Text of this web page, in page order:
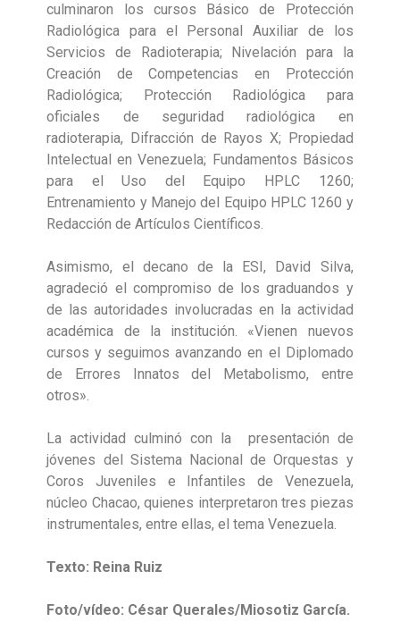
culminaron los cursos Básico de Protección
Radiológica para el Personal Auxiliar de los
Servicios de Radioterapia; Nivelación para la
Creación de Competencias en Protección
Radiológica; Protección Radiológica para
oficiales de seguridad radiológica en
radioterapia, Difracción de Rayos X; Propiedad
Intelectual en Venezuela; Fundamentos Básicos
para el Uso del Equipo HPLC 1260;
Entrenamiento y Manejo del Equipo HPLC 1260 y
Redacción de Artículos Científicos.
Asimismo, el decano de la ESI, David Silva,
agradeció el compromiso de los graduandos y
de las autoridades involucradas en la actividad
académica de la institución. «Vienen nuevos
cursos y seguimos avanzando en el Diplomado
de Errores Innatos del Metabolismo, entre
otros».
La actividad culminó con la presentación de
jóvenes del Sistema Nacional de Orquestas y
Coros Juveniles e Infantiles de Venezuela,
núcleo Chacao, quienes interpretaron tres piezas
instrumentales, entre ellas, el tema Venezuela.
Texto: Reina Ruiz
Foto/vídeo: César Querales/Miosotiz García.